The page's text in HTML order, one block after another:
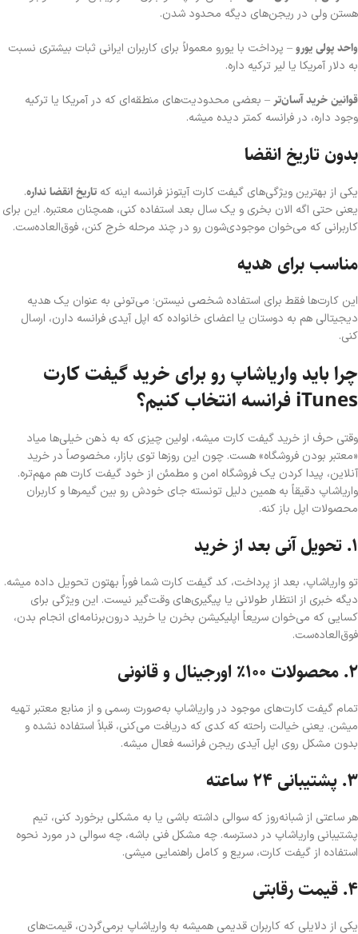
هستن ولی در ریجن‌های دیگه محدود شدن.
واحد پولی یورو– پرداخت با یورو معمولاً برای کاربران ایرانی ثبات بیشتری نسبت
به دلار آمریکا یا لیر ترکیه داره.
قوانین خرید آسان‌تر – بعضی محدودیت‌های منطقه‌ای که در آمریکا یا ترکیه
وجود داره، در فرانسه کمتر دیده میشه.
بدون تاریخ انقضا
یکی از بهترین ویژگی‌های گیفت کارت آیتونز فرانسه اینه که تاریخ انقضا نداره.
یعنی حتی اگه الان بخری و یک سال بعد استفاده کنی، همچنان معتبره. این برای
کاربرانی که می‌خوان موجودی‌شون رو در چند مرحله خرج کنن، فوق‌العاده‌ست.
مناسب برای هدیه
این کارت‌ها فقط برای استفاده شخصی نیستن؛ می‌تونی به عنوان یک هدیه
دیجیتالی هم به دوستان یا اعضای خانواده که اپل آیدی فرانسه دارن، ارسال
کنی.
چرا باید واریا‌شاپ رو برای خرید گیفت کارت
iTunes فرانسه انتخاب کنیم؟
وقتی حرف از خرید گیفت کارت میشه، اولین چیزی که به ذهن خیلی‌ها میاد
«معتبر بودن فروشگاه» هست. چون این روزها توی بازار، مخصوصاً در خرید
آنلاین، پیدا کردن یک فروشگاه امن و مطمئن از خود گیفت کارت هم مهم‌تره.
واریا‌شاپ دقیقاً به همین دلیل تونسته جای خودش رو بین گیمرها و کاربران
محصولات اپل باز کنه.
۱. تحویل آنی بعد از خرید
تو واریا‌شاپ، بعد از پرداخت، کد گیفت کارت شما فوراً بهتون تحویل داده میشه.
دیگه خبری از انتظار طولانی یا پیگیری‌های وقت‌گیر نیست. این ویژگی برای
کسایی که می‌خوان سریعاً اپلیکیشن بخرن یا خرید درون‌برنامه‌ای انجام بدن،
فوق‌العاده‌ست.
۲. محصولات ۱۰۰٪ اورجینال و قانونی
تمام گیفت کارت‌های موجود در واریا‌شاپ به‌صورت رسمی و از منابع معتبر تهیه
میشن. یعنی خیالت راحته که کدی که دریافت می‌کنی، قبلاً استفاده نشده و
بدون مشکل روی اپل آیدی ریجن فرانسه فعال میشه.
۳. پشتیبانی ۲۴ ساعته
هر ساعتی از شبانه‌روز که سوالی داشته باشی یا به مشکلی برخورد کنی، تیم
پشتیبانی واریا‌شاپ در دسترسه. چه مشکل فنی باشه، چه سوالی در مورد نحوه
استفاده از گیفت کارت، سریع و کامل راهنمایی میشی.
۴. قیمت رقابتی
یکی از دلایلی که کاربران قدیمی همیشه به واریا‌شاپ برمی‌گردن، قیمت‌های